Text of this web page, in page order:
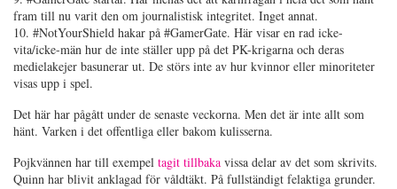
fram till nu varit den om journalistisk integritet. Inget annat.
10. #NotYourShield hakar på #GamerGate. Här visar en rad icke-
vita/icke-män hur de inte ställer upp på det PK-krigarna och deras
medielakejer basunerar ut. De störs inte av hur kvinnor eller minoriteter
visas upp i spel.
Det här har pågått under de senaste veckorna. Men det är inte allt som
hänt. Varken i det offentliga eller bakom kulisserna.
Pojkvännen har till exempel tagit tillbaka vissa delar av det som skrivits.
Quinn har blivit anklagad för våldtäkt. På fullständigt felaktiga grunder.